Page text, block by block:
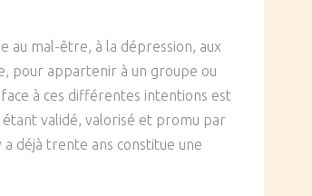
au mal-être, à la dépression, aux
pour appartenir à un groupe ou
à ces différentes intentions est
validé, valorisé et promu par
déjà trente ans constitue une